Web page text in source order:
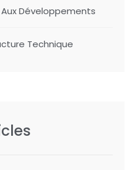
Aux Développements
Technique